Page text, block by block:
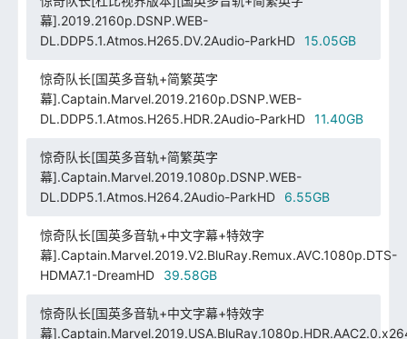
幕].2019.2160p.DSNP.WEB-
DL.DDP5.1.Atmos.H265.DV.2Audio-ParkHD
15.05GB
惊奇队长[国英多音轨+简繁英字
幕].Captain.Marvel.2019.2160p.DSNP.WEB-
DL.DDP5.1.Atmos.H265.HDR.2Audio-ParkHD
11.40GB
惊奇队长[国英多音轨+简繁英字
幕].Captain.Marvel.2019.1080p.DSNP.WEB-
DL.DDP5.1.Atmos.H264.2Audio-ParkHD
6.55GB
惊奇队长[国英多音轨+中文字幕+特效字
幕].Captain.Marvel.2019.V2.BluRay.Remux.AVC.1080p.DTS-
HDMA7.1-DreamHD
39.58GB
惊奇队长[国英多音轨+中文字幕+特效字
幕